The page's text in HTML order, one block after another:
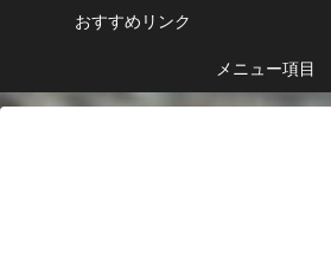
おすすめリンク
メニュー項目